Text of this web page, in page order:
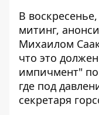
В
митинг,
Михаилом
что это
импичмент"
где под
секретаря